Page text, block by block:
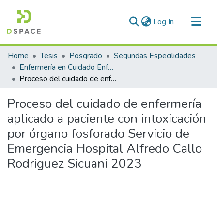
Log In (current)
Communities & Collections
All of DSpace
Statistics
Home Tesis Posgrado
Segundas Especilidades
Enfermería en Cuidado Enfermero en Emergencias y Desastres
Proceso del cuidado de enfermería aplicado a paciente con intoxicación por órgano fosforado Servicio de Emergencia Hospital Alfredo Callo Rodriguez Sicuani 2023
Proceso del cuidado de enfermería
aplicado a paciente con intoxicación
por órgano fosforado Servicio de
Emergencia Hospital Alfredo Callo
Rodriguez Sicuani 2023